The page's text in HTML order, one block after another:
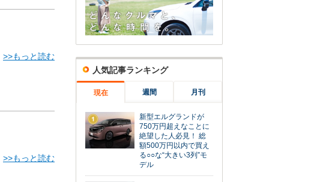
>>もっと読む
>>もっと読む
人気記事ランキング
現在 週間 月刊
1
新型エルグランドが
750万円超えなことに
絶望した人必見！ 総
額500万円以内で買え
る○○な“大きい3列”モ
デル